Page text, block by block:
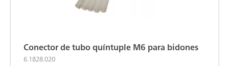
Conector de tubo quíntuple M6 para bidones
6.1828.020